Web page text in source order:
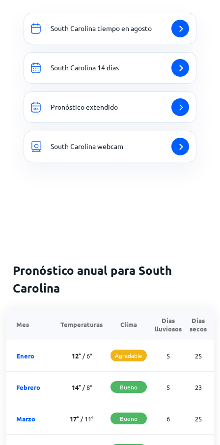
South Carolina tiempo en agosto
South Carolina 14 días
Pronóstico extendido
South Carolina webcam
Pronóstico anual para South
Carolina
Mes Temperaturas Clima
Días
lluviosos
Días
secos
Enero 12°/6° Agradable 5 25
Febrero 14°/8° Bueno 5 23
Marzo 17° /11° Bueno 6 25